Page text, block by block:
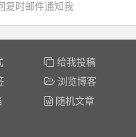
复时邮件通知我
给我投稿
浏览博客
随机文章